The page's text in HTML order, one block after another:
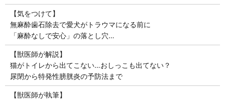
【気をつけて】
無麻酔歯石除去で愛犬がトラウマになる前に
「麻酔なしで安心」の落とし穴…
【獣医師が解説】
猫がトイレから出てこない…おしっこも出てない？
尿閉から特発性膀胱炎の予防法まで
【獣医師が執筆】